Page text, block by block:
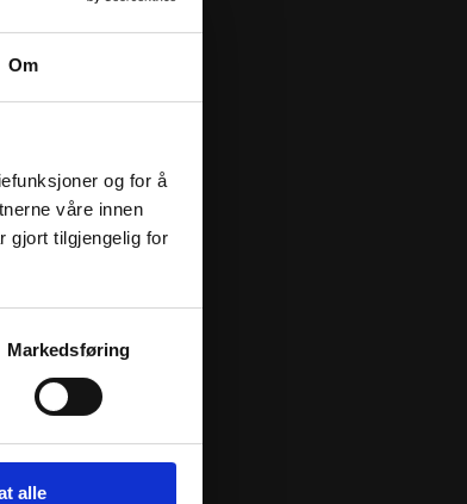
Om
og for å
våre innen
gjort tilgjengelig for
Markedsføring
alle